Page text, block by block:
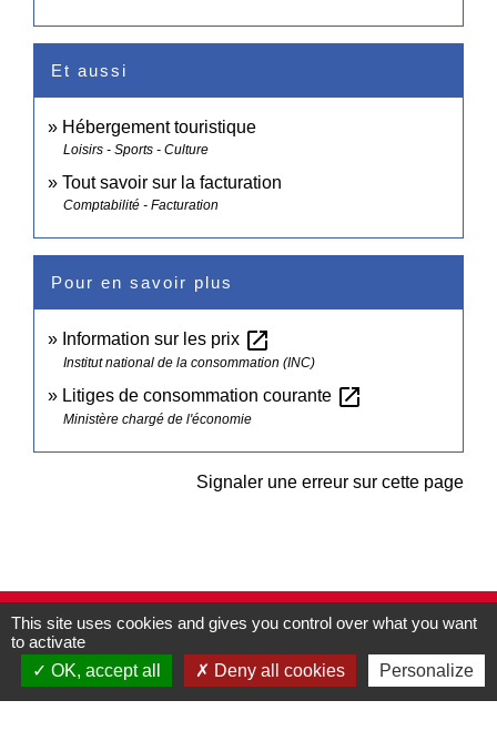
Et aussi
Hébergement touristique
Loisirs - Sports - Culture
Tout savoir sur la facturation
Comptabilité - Facturation
Pour en savoir plus
Information sur les prix open_in_new
Institut national de la consommation (INC)
Litiges de consommation courante open_in_new
Ministère chargé de l'économie
Signaler une erreur sur cette page
Contacts
Commune de Pullay
2 rue des Rossignols
27130 Pullay - FRANCE
This site uses cookies and gives you control over what you want
to activate
OK, accept all
Deny all cookies Personalize